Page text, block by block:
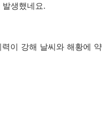
발생했네요.
이 강해 날씨와 해황에